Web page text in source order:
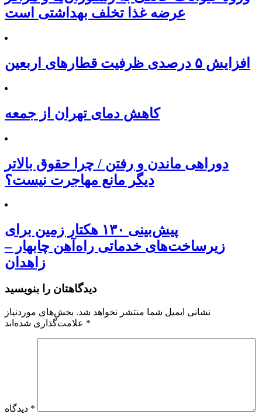
عرضه غذا تخلف بهداشتی است
افزایش ۵ درصدی ظرفیت قطارهای اربعین
کاهش دمای تهران از جمعه
دوراهی ماندن و رفتن / چرا حقوق بالاتر
دیگر مانع مهاجرت نیست؟
پیش‌بینی ۱۳۰ هکتار زمین برای
زیرساخت‌های خدماتی راه‌آهن چابهار –
زاهدان
دیدگاهتان را بنویسید
نشانی ایمیل شما منتشر نخواهد شد. بخش‌های موردنیاز
*
*